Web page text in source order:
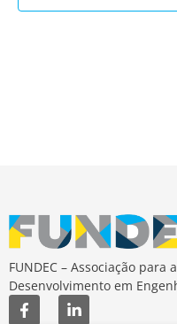
FUNDEC – Associação para
Desenvolvimento em